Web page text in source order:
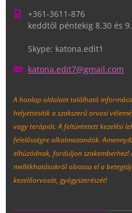
+361-3611-876
keddtől péntekig 8.30 és
Skype: katona.edit1
katona.edit7@gmail.com
A honlap oldalain található
helyettesítik a szakszerű orvosi
vagy terápiát. A feltüntetett kezelési
felelősségre alkalmazandók.
elhúzódnak, forduljon szakemberhez!
mellékhatásokról olvassa el a
kezelőorvosát, gyógyszerészét!